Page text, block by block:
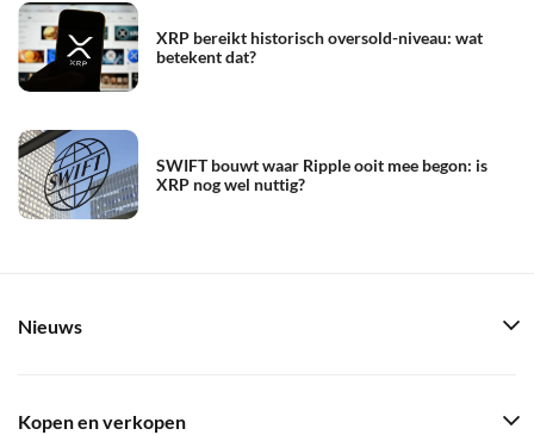
XRP bereikt historisch oversold-niveau: wat
betekent dat?
SWIFT bouwt waar Ripple ooit mee begon: is
XRP nog wel nuttig?
Nieuws
Kopen en verkopen